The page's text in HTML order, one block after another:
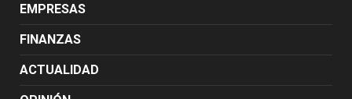
EMPRESAS
FINANZAS
ACTUALIDAD